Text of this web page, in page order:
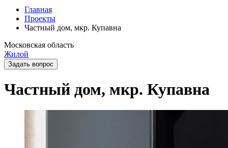
Главная
Проекты
Частный дом, мкр. Купавна
Московская область
Жилой
Задать вопрос
Частный дом, мкр. Купавна